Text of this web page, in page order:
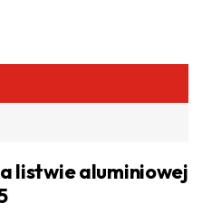
listwie aluminiowej